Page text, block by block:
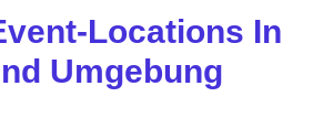
Locations In
Umgebung